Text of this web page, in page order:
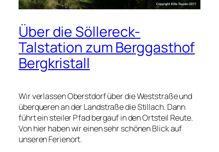
Über die Söllereck-
Talstation zum Berggasthof
Bergkristall
Wir verlassen Oberstdorf über die Weststraße und
überqueren an der Landstraße die Stillach. Dann
führt ein steiler Pfad bergauf in den Ortsteil Reute.
Von hier haben wir einen sehr schönen Blick auf
unseren Ferienort.